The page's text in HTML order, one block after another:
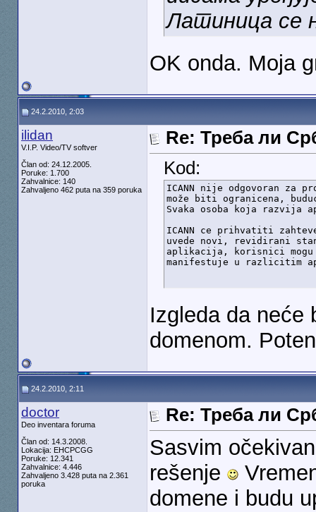
Латиница се
OK onda. Moja
24.2.2010, 2:03
ilidan
V.I.P. Video/TV softver
Član od: 24.12.2005.
Poruke: 1.700
Zahvalnice: 140
Zahvaljeno 462 puta na 359 poruka
Re: Треба ли
Kod:
ICANN nije odgovoran za
može biti ogranicena,
Svaka osoba koja razvija
ICANN ce prihvatiti
uvede novi, revidirani
aplikacija, korisnici
manifestuje u razlicitim
Izgleda da neće
domenom.
24.2.2010, 2:11
doctor
Deo inventara foruma
Član od: 14.3.2008.
Lokacija: EHCPCGG
Poruke: 12.341
Zahvalnice: 4.446
Zahvaljeno 3.428 puta na 2.361
poruka
Re: Треба ли
Sasvim
rešenje
domene i budu